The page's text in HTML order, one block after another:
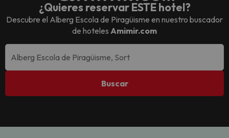
¿Quieres reservar ESTE hotel?
Descubre el Alberg Escola de Piragüisme en nuestro buscador
de hoteles Amimir.com
Buscar